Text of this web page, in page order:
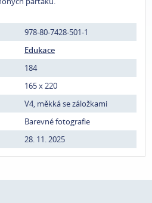
978-80-7428-501-1
Edukace
184
165 x 220
V4, měkká se záložkami
Barevné fotografie
28. 11. 2025